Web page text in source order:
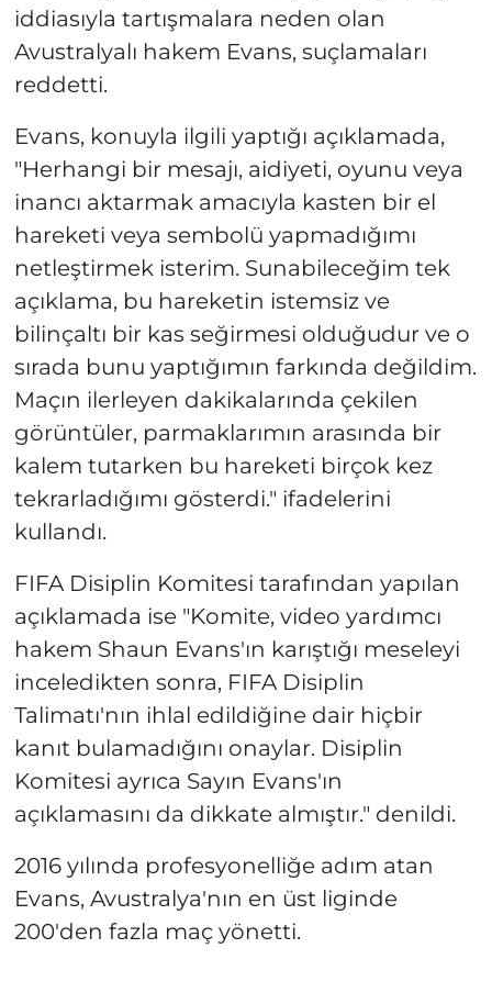
iddiasıyla tartışmalara neden olan
Avustralyalı hakem Evans, suçlamaları
reddetti.
Evans, konuyla ilgili yaptığı açıklamada,
"Herhangi bir mesajı, aidiyeti, oyunu veya
inancı aktarmak amacıyla kasten bir el
hareketi veya sembolü yapmadığımı
netleştirmek isterim. Sunabileceğim tek
açıklama, bu hareketin istemsiz ve
bilinçaltı bir kas seğirmesi olduğudur ve o
sırada bunu yaptığımın farkında değildim.
Maçın ilerleyen dakikalarında çekilen
görüntüler, parmaklarımın arasında bir
kalem tutarken bu hareketi birçok kez
tekrarladığımı gösterdi." ifadelerini
kullandı.
FIFA Disiplin Komitesi tarafından yapılan
açıklamada ise "Komite, video yardımcı
hakem Shaun Evans'ın karıştığı meseleyi
inceledikten sonra, FIFA Disiplin
Talimatı'nın ihlal edildiğine dair hiçbir
kanıt bulamadığını onaylar. Disiplin
Komitesi ayrıca Sayın Evans'ın
açıklamasını da dikkate almıştır." denildi.
2016 yılında profesyonelliğe adım atan
Evans, Avustralya'nın en üst liginde
200'den fazla maç yönetti.